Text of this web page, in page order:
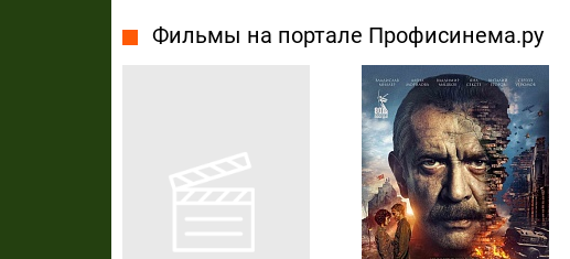
Фильмы на портале Профисинема.ру